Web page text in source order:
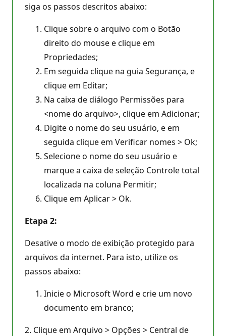
siga os passos descritos abaixo:
Clique sobre o arquivo com o Botão
direito do mouse e clique em
Propriedades;
Em seguida clique na guia Segurança, e
clique em Editar;
Na caixa de diálogo Permissões para
<nome do arquivo>, clique em Adicionar;
Digite o nome do seu usuário, e em
seguida clique em Verificar nomes > Ok;
Selecione o nome do seu usuário e
marque a caixa de seleção Controle total
localizada na coluna Permitir;
Clique em Aplicar > Ok.
Etapa 2:
Desative o modo de exibição protegido para
arquivos da internet. Para isto, utilize os
passos abaixo:
Inicie o Microsoft Word e crie um novo
documento em branco;
2. Clique em Arquivo > Opções > Central de